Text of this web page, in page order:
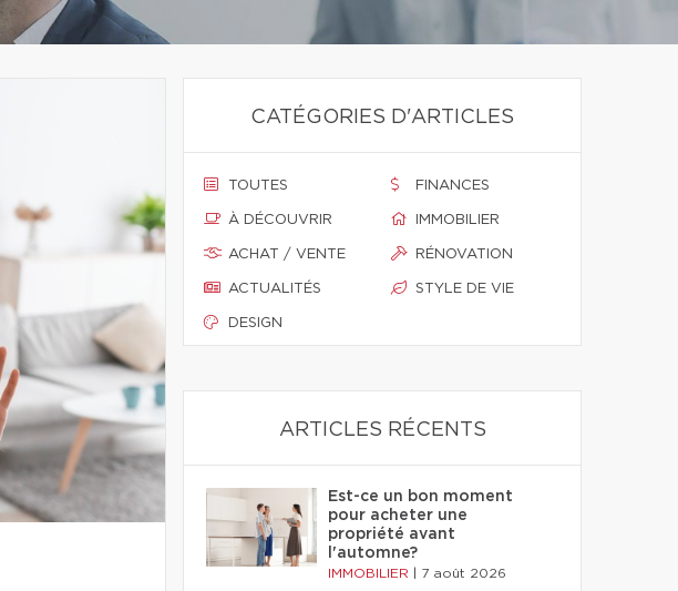
CATÉGORIES D'ARTICLES
TOUTES
À DÉCOUVRIR
ACHAT / VENTE
ACTUALITÉS
DESIGN
FINANCES
IMMOBILIER
RÉNOVATION
STYLE DE VIE
ARTICLES RÉCENTS
Est-ce un bon moment
pour acheter une
propriété avant
l'automne?
IMMOBILIER 7 août 2026